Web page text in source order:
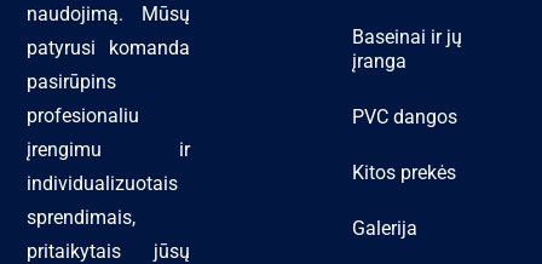
naudojimą. Mūsų
patyrusi komanda
pasirūpins
profesionaliu
įrengimu ir
individualizuotais
sprendimais,
pritaikytais jūsų
Baseinai ir jų
įranga
PVC dangos
Kitos prekės
Galerija